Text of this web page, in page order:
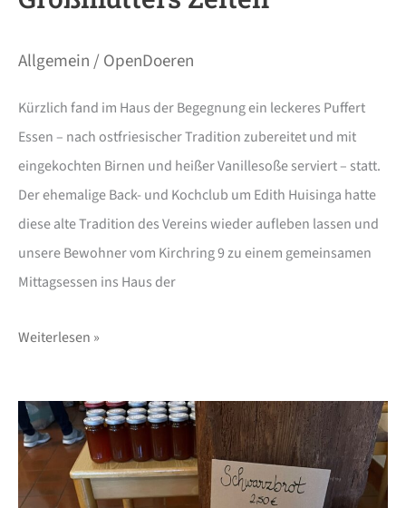
Allgemein/ OpenDoeren
Kürzlich fand im Haus der Begegnung ein leckeres Puffert
Essen – nach ostfriesischer Tradition zubereitet und mit
eingekochten Birnen und heißer Vanillesoße serviert – statt.
Der ehemalige Back- und Kochclub um Edith Huisinga hatte
diese alte Tradition des Vereins wieder aufleben lassen und
unsere Bewohner vom Kirchring 9 zu einem gemeinsamen
Mittagsessen ins Haus der
Weiterlesen »
Erntedankbasar